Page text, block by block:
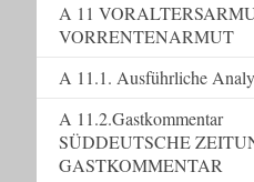
A 11
VORRENTENARMUT
A 11.1. Ausführliche
A 11.2.Gastkommentar
SÜDDEUTSCHE
GASTKOMMENTAR